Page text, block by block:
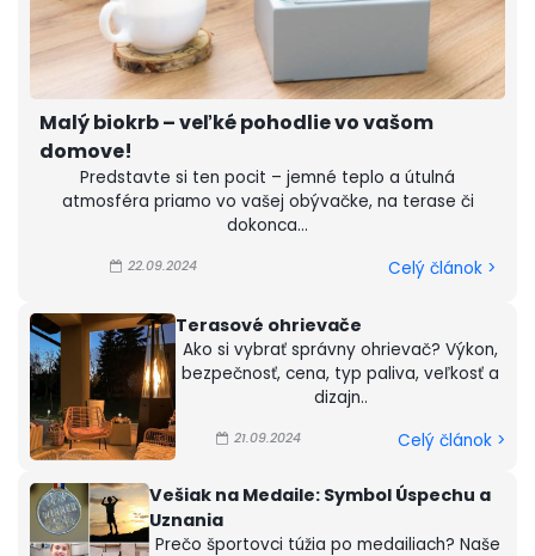
Malý biokrb – veľké pohodlie vo vašom
domove!
22.09.2024
Predstavte si ten pocit – jemné teplo a útulná
atmosféra priamo vo vašej obývačke, na terase či
dokonca...
Celý článok >
Terasové ohrievače
21.09.2024
Ako si vybrať správny ohrievač? Výkon,
bezpečnosť, cena, typ paliva, veľkosť a
dizajn..
Celý článok >
Vešiak na Medaile: Symbol Úspechu a
Uznania
Prečo športovci túžia po medailiach? Naše